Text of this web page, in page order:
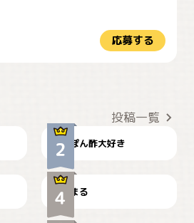
応募する
投稿一覧
ぽん酢大好き
🤦‍♀️
まる
暑い日が続くにゃ